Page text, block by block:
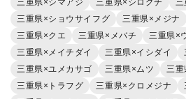
三重県×シマアジ
三重県×シログチ
三
三重県×ショウサイフグ
三重県×メジナ
三重県×クエ
三重県×メバチ
三重県×
三重県×メイチダイ
三重県×イシダイ
三重県×ユメカサゴ
三重県×ムツ
三重
三重県×トラフグ
三重県×クロメジナ